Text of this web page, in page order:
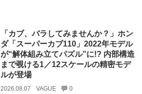
「カブ、バラしてみませんか？」ホン
ダ「スーパーカブ110」2022年モデル
が“解体組み立てパズル”に!? 内部構造
まで覗ける1／12スケールの精密モデ
ルが登場
2026.08.07 VAGUE 0